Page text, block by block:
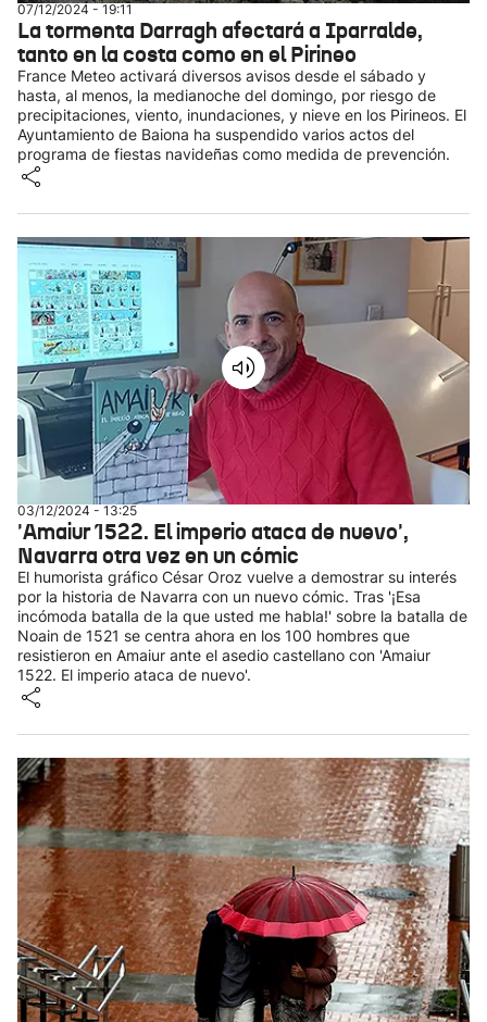
07/12/2024 - 19:11
La tormenta Darragh afectará a Iparralde,
tanto en la costa como en el Pirineo
France Meteo activará diversos avisos desde el sábado y
hasta, al menos, la medianoche del domingo, por riesgo de
precipitaciones, viento, inundaciones, y nieve en los Pirineos. El
Ayuntamiento de Baiona ha suspendido varios actos del
programa de fiestas navideñas como medida de prevención.
03/12/2024 - 13:25
'Amaiur 1522. El imperio ataca de nuevo',
Navarra otra vez en un cómic
El humorista gráfico César Oroz vuelve a demostrar su interés
por la historia de Navarra con un nuevo cómic. Tras '¡Esa
incómoda batalla de la que usted me habla!' sobre la batalla de
Noain de 1521 se centra ahora en los 100 hombres que
resistieron en Amaiur ante el asedio castellano con 'Amaiur
1522. El imperio ataca de nuevo'.